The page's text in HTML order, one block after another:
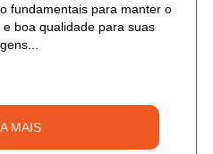
fundamentais para manter o
boa qualidade para suas
MAIS